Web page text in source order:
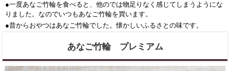
●一度あなご竹輪を食べると、他のでは物足りなく感じてしまうようにな
りました。なのでいつもあなご竹輪を買います。
●昔からおやつはあなご竹輪でした。懐かしいふるさとの味です。
あなご竹輪 プレミアム